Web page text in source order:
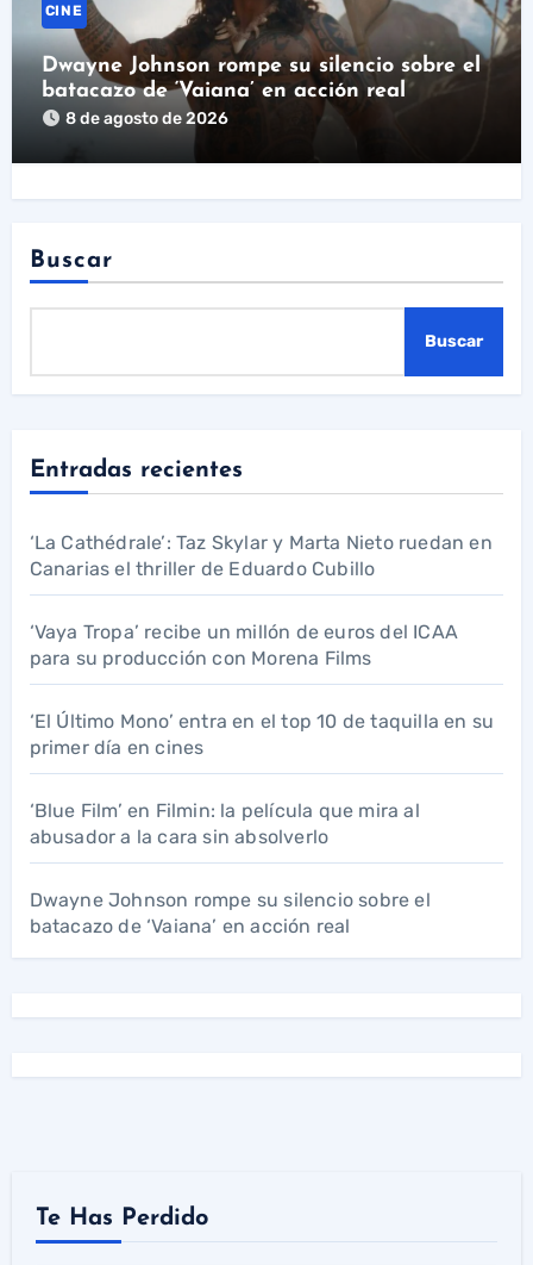
CINE
Dwayne Johnson rompe su silencio sobre el
batacazo de ‘Vaiana’ en acción real
8 de agosto de 2026
Buscar
Buscar
Entradas recientes
‘La Cathédrale’: Taz Skylar y Marta Nieto ruedan en
Canarias el thriller de Eduardo Cubillo
‘Vaya Tropa’ recibe un millón de euros del ICAA
para su producción con Morena Films
‘El Último Mono’ entra en el top 10 de taquilla en su
primer día en cines
‘Blue Film’ en Filmin: la película que mira al
abusador a la cara sin absolverlo
Dwayne Johnson rompe su silencio sobre el
batacazo de ‘Vaiana’ en acción real
Te Has Perdido